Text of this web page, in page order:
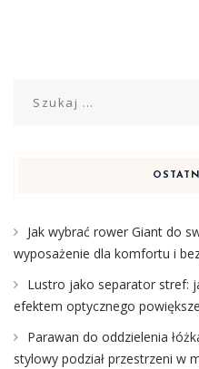
Jak wybrać rower Giant do
wyposażenie dla komfortu i
Lustro jako separator stref:
efektem optycznego
Parawan do oddzielenia
stylowy podział przestrzeni w